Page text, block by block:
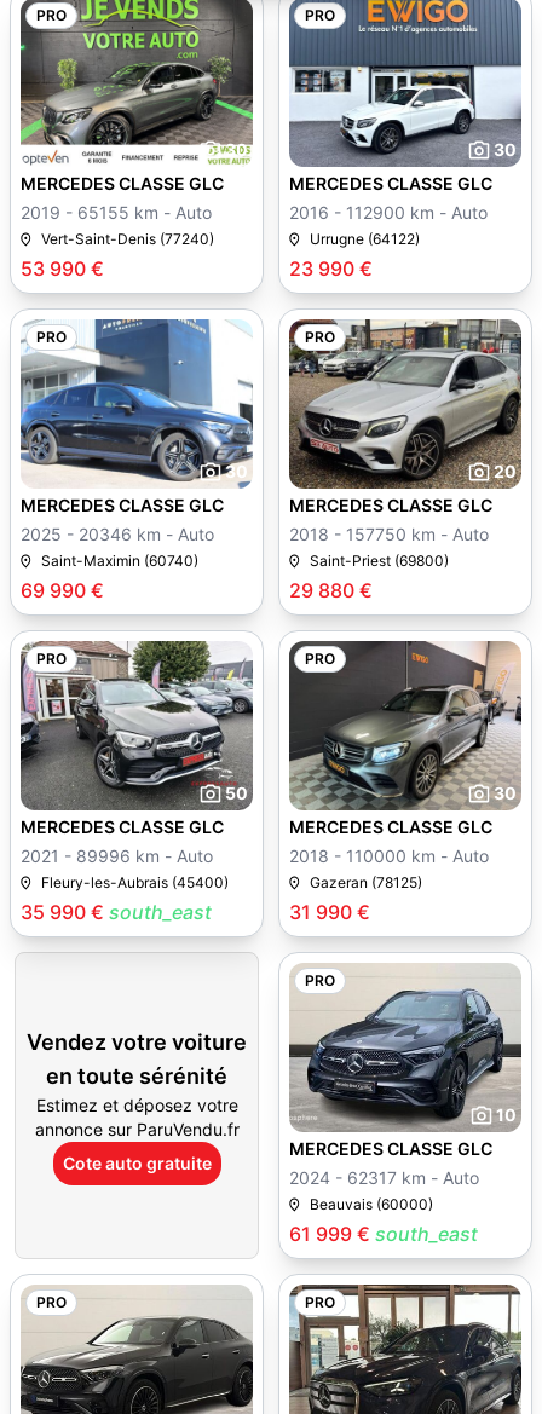
PRO
30
53 990 €
MERCEDES CLASSE GLC
2019 - 65155 km - Auto
Vert-Saint-Denis (77240)
PRO
30
23 990 €
MERCEDES CLASSE GLC
2016 - 112900 km - Auto
Urrugne (64122)
PRO
30
69 990 €
MERCEDES CLASSE GLC
2025 - 20346 km - Auto
Saint-Maximin (60740)
PRO
20
29 880 €
MERCEDES CLASSE GLC
2018 - 157750 km - Auto
Saint-Priest (69800)
PRO
50
35 990 € south_east
MERCEDES CLASSE GLC
2021 - 89996 km - Auto
Fleury-les-Aubrais (45400)
PRO
30
31 990 €
MERCEDES CLASSE GLC
2018 - 110000 km - Auto
Gazeran (78125)
Vendez votre voiture
en toute sérénité
Estimez et déposez votre
annonce sur ParuVendu.fr
Cote auto gratuite
PRO
10
61 999 € south_east
MERCEDES CLASSE GLC
2024 - 62317 km - Auto
Beauvais (60000)
PRO PRO